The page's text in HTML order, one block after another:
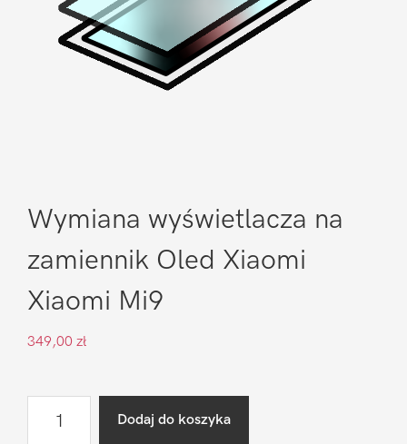
Wymiana wyświetlacza na
zamiennik Oled Xiaomi
Xiaomi Mi9
349,00 zł
Dodaj do koszyka